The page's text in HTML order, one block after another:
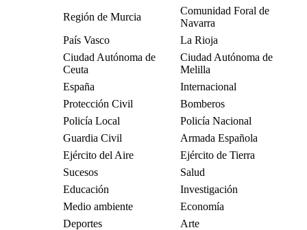
Región de Murcia
Comunidad Foral de
Navarra
País Vasco
La Rioja
Ciudad Autónoma de
Ceuta
Ciudad Autónoma de
Melilla
España
Internacional
Protección Civil
Bomberos
Policía Local
Policía Nacional
Guardia Civil
Armada Española
Ejército del Aire
Ejército de Tierra
Sucesos
Salud
Educación
Investigación
Medio ambiente
Economía
Deportes
Arte